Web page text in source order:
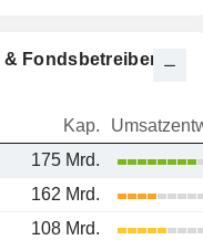
Fondsbetreiber
Kap.
175 Mrd.
162 Mrd.
108 Mrd.